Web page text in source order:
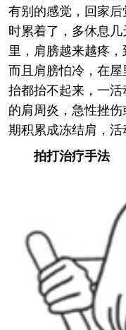
有别的感觉，回家
时累着了，多休息
里，肩膀越来越疼
而且肩膀怕冷，在
抬都抬不起来，一
的肩周炎，急性挫
期积累成冻结肩，活
拍打治疗手法